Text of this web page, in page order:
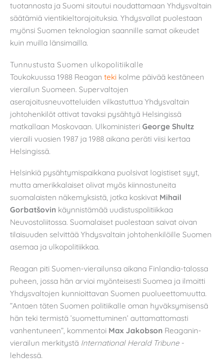
tuotannosta ja Suomi sitoutui noudattamaan Yhdysvaltain
säätämiä vientikieltorajoituksia. Yhdysvallat puolestaan
myönsi Suomen teknologian saannille samat oikeudet
kuin muilla länsimailla.
Tunnustusta Suomen ulkopolitiikalle
Toukokuussa 1988 Reagan teki kolme päivää kestäneen
vierailun Suomeen. Supervaltojen
aserajoitusneuvotteluiden vilkastuttua Yhdysvaltain
johtohenkilöt ottivat tavaksi pysähtyä Helsingissä
matkallaan Moskovaan. Ulkoministeri George Shultz
vieraili vuosien 1987 ja 1988 aikana peräti viisi kertaa
Helsingissä.
Helsinkiä pysähtymispaikkana puolsivat logistiset syyt,
mutta amerikkalaiset olivat myös kiinnostuneita
suomalaisten näkemyksistä, jotka koskivat Mihail
Gorbatšovin käynnistämää uudistuspolitiikkaa
Neuvostoliitossa. Suomalaiset puolestaan saivat oivan
tilaisuuden selvittää Yhdysvaltain johtohenkilöille Suomen
asemaa ja ulkopolitiikkaa.
Reagan piti Suomen-vierailunsa aikana Finlandia-talossa
puheen, jossa hän arvioi myönteisesti Suomea ja ilmoitti
Yhdysvaltojen kunnioittavan Suomen puolueettomuutta.
”Antaen täten Suomen politiikalle oman hyväksymisensä
hän teki termistä ’suomettuminen’ auttamattomasti
vanhentuneen”, kommentoi Max Jakobson Reaganin-
vierailun merkitystä International Herald Tribune -
lehdessä.